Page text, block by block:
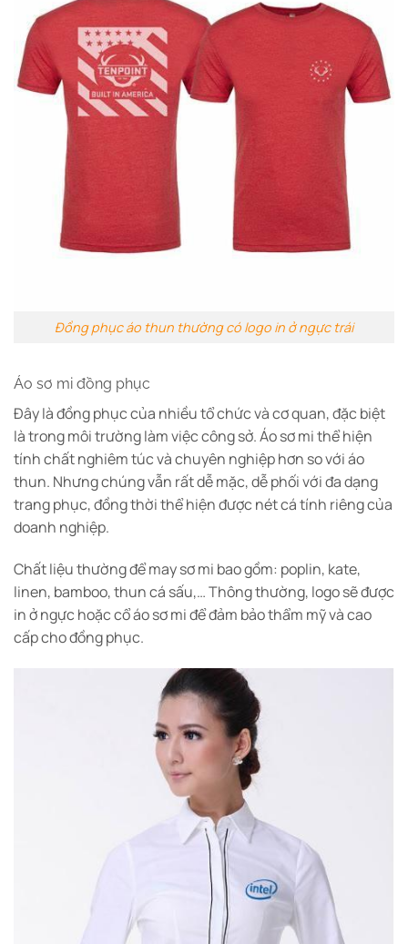
Đồng phục áo thun thường có logo in ở ngực trái
Áo sơ mi đồng phục
Đây là đồng phục của nhiều tổ chức và cơ quan, đặc biệt
là trong môi trường làm việc công sở. Áo sơ mi thể hiện
tính chất nghiêm túc và chuyên nghiệp hơn so với áo
thun. Nhưng chúng vẫn rất dễ mặc, dễ phối với đa dạng
trang phục, đồng thời thể hiện được nét cá tính riêng của
doanh nghiệp.
Chất liệu thường để may sơ mi bao gồm: poplin, kate,
linen, bamboo, thun cá sấu,… Thông thường, logo sẽ được
in ở ngực hoặc cổ áo sơ mi để đảm bảo thẩm mỹ và cao
cấp cho đồng phục.